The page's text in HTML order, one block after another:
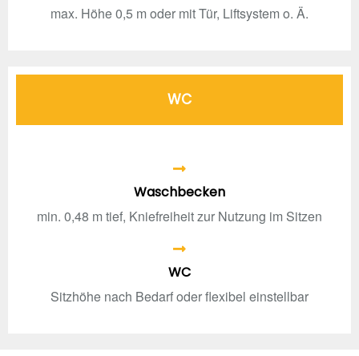
max. Höhe 0,5 m oder mit Tür, Liftsystem o. Ä.
WC
Waschbecken
min. 0,48 m tief, Kniefreiheit zur Nutzung im Sitzen
WC
Sitzhöhe nach Bedarf oder flexibel einstellbar